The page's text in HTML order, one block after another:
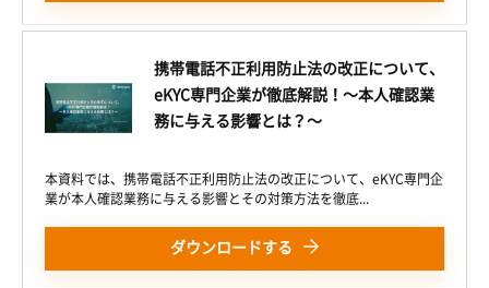
携帯電話不正利用防止法の改正について、
eKYC専門企業が徹底解説！〜本人確認業
務に与える影響とは？〜
本資料では、携帯電話不正利用防止法の改正について、eKYC専門企
業が本人確認業務に与える影響とその対策方法を徹底...
ダウンロードする